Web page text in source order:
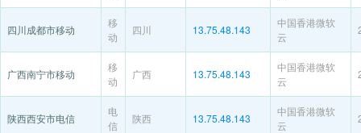
四川成都市移动
移
动
四川 13.75.48.143
中国香港微软
云
广西南宁市移动
移
动
广西 13.75.48.143
中国香港微软
云
陕西西安市电信
电
信
陕西 13.75.48.143
中国香港微软
云